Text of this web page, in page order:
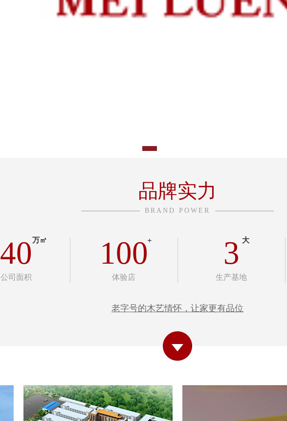
品牌实力
BRAND POWER
40万㎡
公司面积
100+
体验店
3 大
生产基地
老字号的木艺情怀，让家更有品位